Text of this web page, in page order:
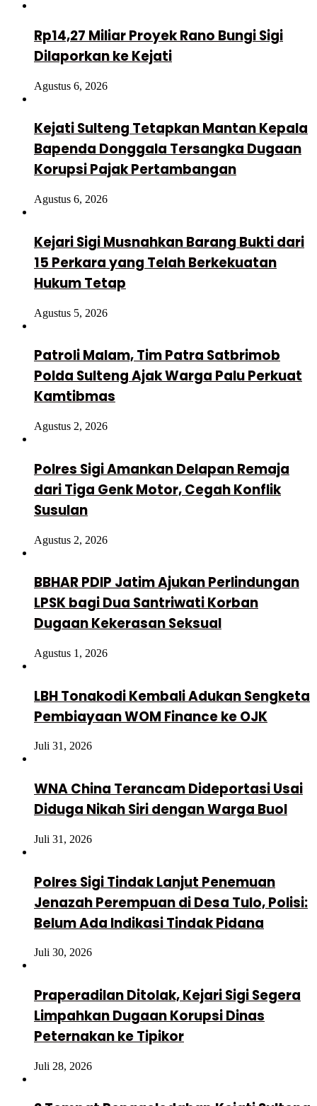
Rp14,27 Miliar Proyek Rano Bungi Sigi
Dilaporkan ke Kejati
Agustus 6, 2026
Kejati Sulteng Tetapkan Mantan Kepala
Bapenda Donggala Tersangka Dugaan
Korupsi Pajak Pertambangan
Agustus 6, 2026
Kejari Sigi Musnahkan Barang Bukti dari
15 Perkara yang Telah Berkekuatan
Hukum Tetap
Agustus 5, 2026
Patroli Malam, Tim Patra Satbrimob
Polda Sulteng Ajak Warga Palu Perkuat
Kamtibmas
Agustus 2, 2026
Polres Sigi Amankan Delapan Remaja
dari Tiga Genk Motor, Cegah Konflik
Susulan
Agustus 2, 2026
BBHAR PDIP Jatim Ajukan Perlindungan
LPSK bagi Dua Santriwati Korban
Dugaan Kekerasan Seksual
Agustus 1, 2026
LBH Tonakodi Kembali Adukan Sengketa
Pembiayaan WOM Finance ke OJK
Juli 31, 2026
WNA China Terancam Dideportasi Usai
Diduga Nikah Siri dengan Warga Buol
Juli 31, 2026
Polres Sigi Tindak Lanjut Penemuan
Jenazah Perempuan di Desa Tulo, Polisi:
Belum Ada Indikasi Tindak Pidana
Juli 30, 2026
Praperadilan Ditolak, Kejari Sigi Segera
Limpahkan Dugaan Korupsi Dinas
Peternakan ke Tipikor
Juli 28, 2026